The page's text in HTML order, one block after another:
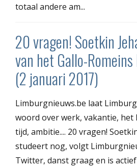
totaal andere am...
20 vragen! Soetkin
van het Gallo-
(2 januari 2017)
Limburgnieuws.be laat
woord over werk, vakantie, het
tijd, ambitie.... 20 vragen!
studeert nog, volgt
Twitter, danst graag en is